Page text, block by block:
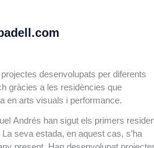
desenvolupats per diferents
gràcies a les residències que
en arts visuals i performance.
Andrés han sigut els primers
seva estada, en aquest cas, s’ha